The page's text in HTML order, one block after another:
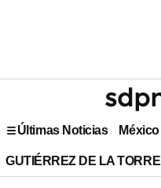
Últimas Noticias México
GUTIÉRREZ DE LA TORRE